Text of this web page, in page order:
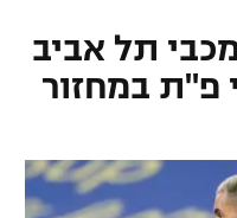
תל אביב
למכבי פ"ת במחזור